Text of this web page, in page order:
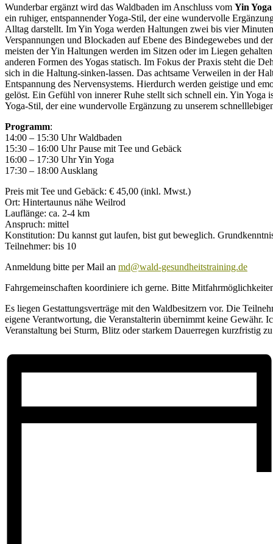
Wunderbar ergänzt wird das Waldbaden im Anschluss vom Yin Yoga
ein ruhiger, entspannender Yoga-Stil, der eine wundervolle
Alltag darstellt. Im Yin Yoga werden Haltungen zwei bis vier
Verspannungen und Blockaden auf Ebene des Bindegewebes und
meisten der Yin Haltungen werden im Sitzen oder im Liegen
anderen Formen des Yogas statisch. Im Fokus der Praxis steht die
sich in die Haltung-sinken-lassen. Das achtsame Verweilen in der
Entspannung des Nervensystems. Hierdurch werden geistige und
gelöst. Ein Gefühl von innerer Ruhe stellt sich schnell ein. Yin Yoga
Yoga-Stil, der eine wundervolle Ergänzung zu unserem
Programm:
14:00 – 15:30 Uhr Waldbaden
15:30 – 16:00 Uhr Pause mit Tee und Gebäck
16:00 – 17:30 Uhr Yin Yoga
17:30 – 18:00 Ausklang
Preis mit Tee und Gebäck: € 45,00 (inkl. Mwst.)
Ort: Hintertaunus nähe Weilrod
Lauflänge: ca. 2-4 km
Anspruch: mittel
Konstitution: Du kannst gut laufen, bist gut beweglich.
Teilnehmer: bis 10
Anmeldung bitte per Mail an md@wald-gesundheitstraining.de
Fahrgemeinschaften koordiniere ich gerne. Bitte
Es liegen Gestattungsverträge mit den Waldbesitzern vor. Die
eigene Verantwortung, die Veranstalterin übernimmt keine Gewähr.
Veranstaltung bei Sturm, Blitz oder starkem Dauerregen kurzfristig